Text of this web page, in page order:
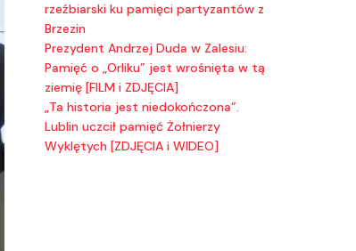
rzeźbiarski ku pamięci partyzantów z
Brzezin
Prezydent Andrzej Duda w Zalesiu:
Pamięć o „Orliku” jest wrośnięta w tą
ziemię [FILM i ZDJĘCIA]
„Ta historia jest niedokończona”.
Lublin uczcił pamięć Żołnierzy
Wyklętych [ZDJĘCIA i WIDEO]